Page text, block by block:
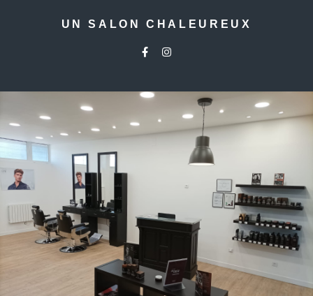
UN SALON CHALEUREUX